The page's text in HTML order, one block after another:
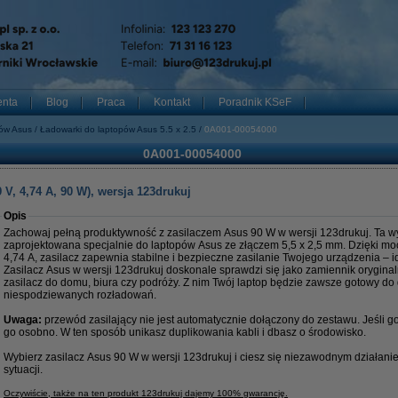
Blog Praca Kontakt Poradnik KSeF
Asus Ładowarki do laptopów Asus 5.5 x 2.5 0A001-00054000
0A001-00054000
4,74 A, 90 W), wersja 123drukuj
Opis
Zachowaj pełną produktywność z zasilaczem Asus 90 W w wersji 123drukuj. Ta
zaprojektowana specjalnie do laptopów Asus ze złączem 5,5 x 2,5 mm. Dzięki
4,74 A, zasilacz zapewnia stabilne i bezpieczne zasilanie Twojego urządzenia –
Zasilacz Asus w wersji 123drukuj doskonale sprawdzi się jako zamiennik
zasilacz do domu, biura czy podróży. Z nim Twój laptop będzie zawsze gotowy do
niespodziewanych rozładowań.
Uwaga: przewód zasilający nie jest automatycznie dołączony do zestawu. Jeśli
go osobno. W ten sposób unikasz duplikowania kabli i dbasz o środowisko.
Wybierz zasilacz Asus 90 W w wersji 123drukuj i ciesz się niezawodnym
sytuacji.
Oczywiście, także na ten produkt 123drukuj dajemy 100% gwarancję.